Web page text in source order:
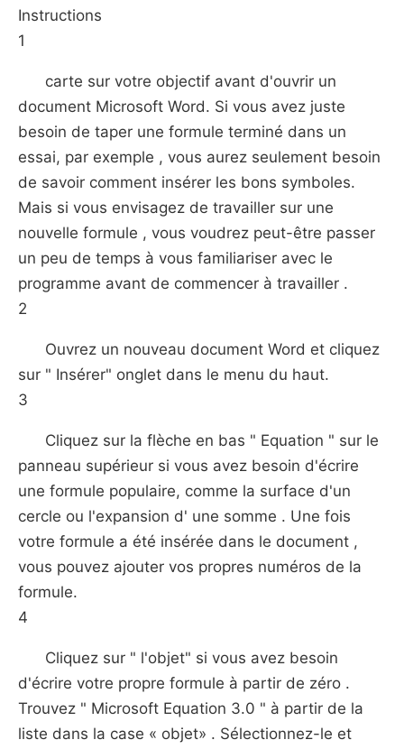
Instructions
1
carte sur votre objectif avant d'ouvrir un
document Microsoft Word. Si vous avez juste
besoin de taper une formule terminé dans un
essai, par exemple , vous aurez seulement besoin
de savoir comment insérer les bons symboles.
Mais si vous envisagez de travailler sur une
nouvelle formule , vous voudrez peut-être passer
un peu de temps à vous familiariser avec le
programme avant de commencer à travailler .
2
Ouvrez un nouveau document Word et cliquez
sur " Insérer" onglet dans le menu du haut.
3
Cliquez sur la flèche en bas " Equation " sur le
panneau supérieur si vous avez besoin d'écrire
une formule populaire, comme la surface d'un
cercle ou l'expansion d' une somme . Une fois
votre formule a été insérée dans le document ,
vous pouvez ajouter vos propres numéros de la
formule.
4
Cliquez sur " l'objet" si vous avez besoin
d'écrire votre propre formule à partir de zéro .
Trouvez " Microsoft Equation 3.0 " à partir de la
liste dans la case « objet» . Sélectionnez-le et